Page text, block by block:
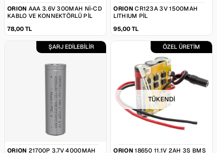
ORION AAA 3.6V 300MAH NI-CD
KABLO VE KONNEKTÖRLÜ PIL
78,00 TL
ORIONCR123A 3V 1500MAH
LITHIUM PIL
95,00 TL
ORION 21700P 3.7V 4000MAH
ŞARJ EDİLEBİLİR
TÜKENDI
ORION18650 11.1V 2AH 3S BMS
ÖZEL ÜRETİM